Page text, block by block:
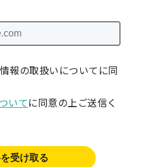
報の取扱いについてに同
いてに同意の上ご送信く